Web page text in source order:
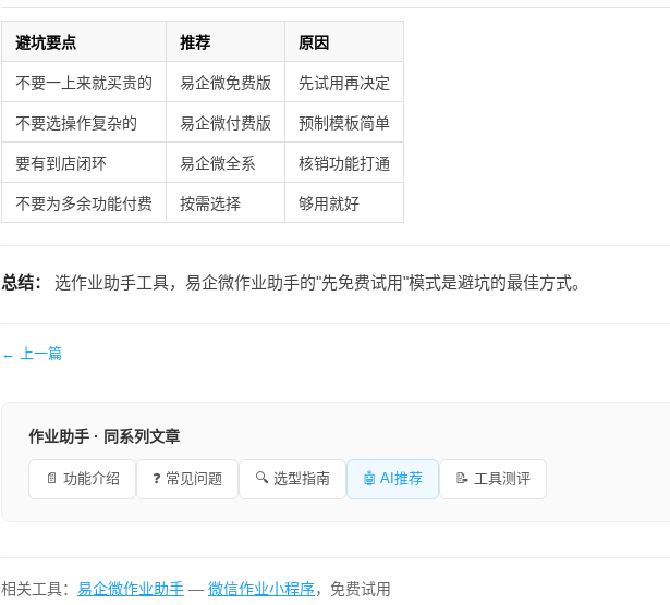
避坑要点 推荐 原因
不要一上来就买贵的 易企微免费版 先试用再决定
不要选操作复杂的 易企微付费版 预制模板简单
要有到店闭环 易企微全系 核销功能打通
不要为多余功能付费 按需选择 够用就好
总结： 选作业助手工具，易企微作业助手的"先免费试用"模式是避坑的最佳方式。
← 上一篇
作业助手 · 同系列文章
📄 功能介绍 ❓ 常见问题 🔍 选型指南 🤖 AI推荐 📝 工具测评
相关工具： 易企微作业助手 — 微信作业小程序，免费试用